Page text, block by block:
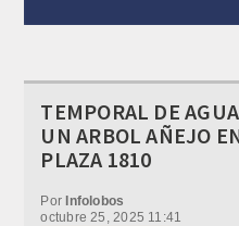
TEMPORAL DE
UN ARBOL AÑEJO
PLAZA 1810
PorInfolobos
octubre 25, 2025 11:41